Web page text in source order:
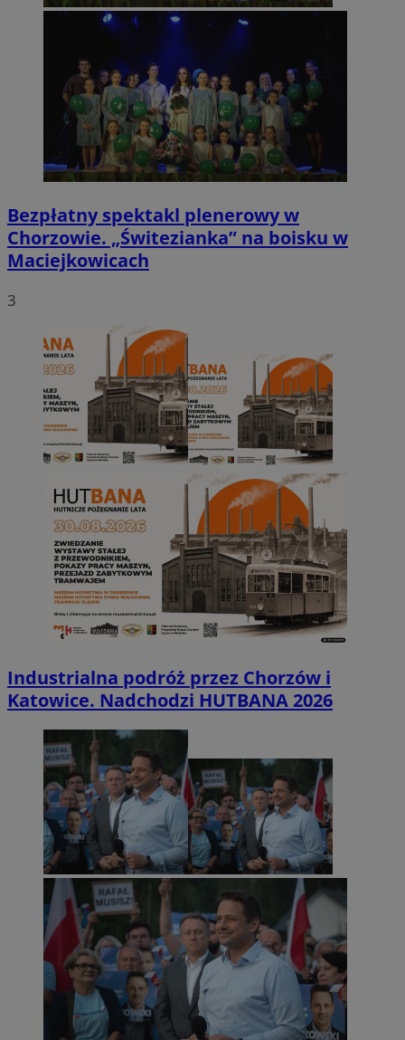
Bezpłatny spektakl plenerowy w
Chorzowie. „Świtezianka” na boisku w
Maciejkowicach
3
Industrialna podróż przez Chorzów i
Katowice. Nadchodzi HUTBANA 2026